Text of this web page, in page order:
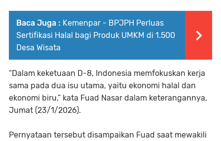
Baca Juga : Kemenpar - BPJPH Perluas
Sertifikasi Halal bagi Produk UMKM di 1.500
Desa Wisata
“Dalam keketuaan D-8, Indonesia memfokuskan kerja
sama pada dua isu utama, yaitu ekonomi halal dan
ekonomi biru,” kata Fuad Nasar dalam keterangannya,
Jumat (23/1/2026).
Pernyataan tersebut disampaikan Fuad saat mewakili